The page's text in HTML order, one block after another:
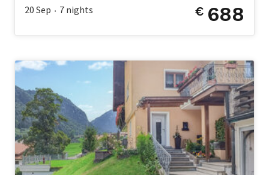
20 Sep • 7 nights € 688